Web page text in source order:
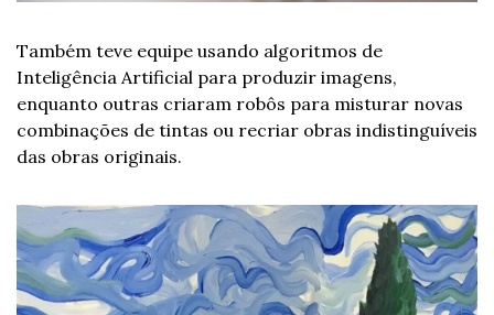
Também teve equipe usando algoritmos de
Inteligência Artificial para produzir imagens,
enquanto outras criaram robôs para misturar novas
combinações de tintas ou recriar obras indistinguíveis
das obras originais.